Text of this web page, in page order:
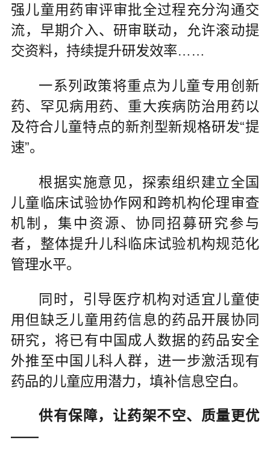
强儿童用药审评审批全过程充分沟通交
流，早期介入、研审联动，允许滚动提
交资料，持续提升研发效率……
一系列政策将重点为儿童专用创新
药、罕见病用药、重大疾病防治用药以
及符合儿童特点的新剂型新规格研发“提
速”。
根据实施意见，探索组织建立全国
儿童临床试验协作网和跨机构伦理审查
机制，集中资源、协同招募研究参与
者，整体提升儿科临床试验机构规范化
管理水平。
同时，引导医疗机构对适宜儿童使
用但缺乏儿童用药信息的药品开展协同
研究，将已有中国成人数据的药品安全
外推至中国儿科人群，进一步激活现有
药品的儿童应用潜力，填补信息空白。
供有保障，让药架不空、质量更优
——